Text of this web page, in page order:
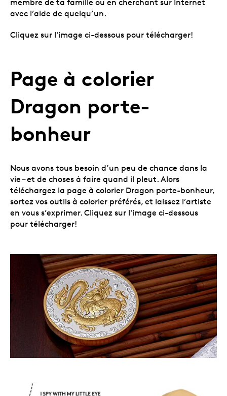
membre de ta famille ou en cherchant sur Internet
avec l’aide de quelqu’un.
Cliquez sur l'image ci-dessous pour télécharger!
Page à colorier
Dragon porte-
bonheur
Nous avons tous besoin d’un peu de chance dans la
vie – et de choses à faire quand il pleut. Alors
téléchargez la page à colorier Dragon porte-bonheur,
sortez vos outils à colorier préférés, et laissez l’artiste
en vous s’exprimer. Cliquez sur l'image ci-dessous
pour télécharger!